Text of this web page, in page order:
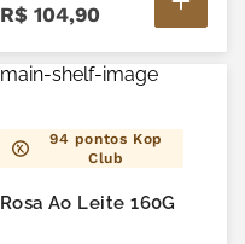
R$ 104,90
94 pontos Kop
Club
Rosa Ao Leite 160G